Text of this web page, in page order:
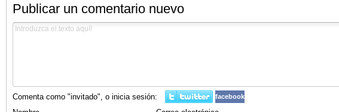
Publicar un comentario nuevo
Comenta como "invitado", o inicia sesión: facebook